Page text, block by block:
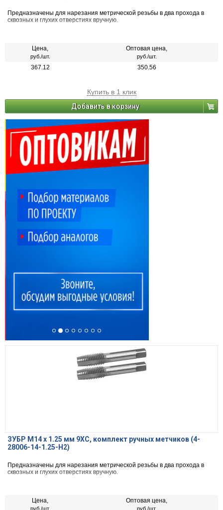
Предназначены для нарезания метрической резьбы в два прохода в
сквозных и глухих отверстиях вручную.
Цена,
руб./шт.
Оптовая цена,
руб./шт.
367.12 350.56
Купить в 1 клик
Добавить в корзину
ЗУБР М14 x 1.25 мм 9ХС, комплект ручных метчиков (4-
28006-14-1.25-H2)
Предназначены для нарезания метрической резьбы в два прохода в
сквозных и глухих отверстиях вручную.
Цена,
руб./шт.
Оптовая цена,
руб./шт.